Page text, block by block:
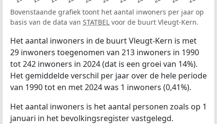
Bovenstaande grafiek toont het aantal inwoners per jaar op
basis van de data van STATBEL voor de buurt Vleugt-Kern.
Het aantal inwoners in de buurt Vleugt-Kern is met
29 inwoners toegenomen van 213 inwoners in 1990
tot 242 inwoners in 2024 (dat is een groei van 14%).
Het gemiddelde verschil per jaar over de hele periode
van 1990 tot en met 2024 was 1 inwoners (0,41%).
Het aantal inwoners is het aantal personen zoals op 1
januari in het bevolkingsregister vastgelegd.